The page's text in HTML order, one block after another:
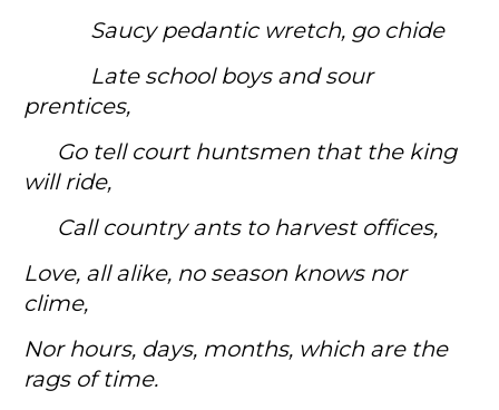
Saucy pedantic wretch, go chide
Late school boys and sour
prentices,
Go tell court huntsmen that the king
will ride,
Call country ants to harvest offices,
Love, all alike, no season knows nor
clime,
Nor hours, days, months, which are the
rags of time.